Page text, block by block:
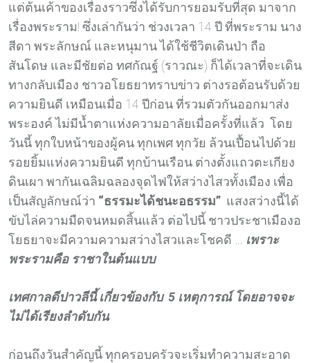
แต่ต้นเค้าของเรื่องราวซึ่งได้รับการยอมรับที่สุด มาจาก
เรื่องพระราม! ซึ่งเล่ากันว่า ช่วงเวลา 14 ปี ที่พระราม นาง
สีดา พระลักษณ์ และหนุมาน ได้ใช้ชีวิตเดินป่า ถือ
สันโดษ และมีชัยต่อ ทศกัณฐ์ (ราวณะ) ก็ได้เวลาที่จะเดิน
ทางกลับเมือง ชาวอโยธยาทราบข่าว ต่างรอต้อนรับด้วย
ความยินดี เหมือนเมื่อ 14 ปีก่อน ที่รวมตัวกันออกมาส่ง
พระองค์ ไม่มีน้ำตาแห่งความอาลัยเมื่อครั้งที่แล้ว โดย
วันนี้ ทุกใบหน้าของผู้คน ทุกเพศ ทุกวัย ล้วนเปื้อนไปด้วย
รอยยิ้มแห่งความยินดี ทุกบ้านเรือน ต่างตั้งแถวตะเกียง
ดินเผา พากันเฉลิมฉลองจุดไฟให้สว่างไสวทั้งเมือง เพื่อ
เป็นสัญลักษณ์ว่า “ธรรมะได้ชนะอธรรม” แสงสว่างนี้ได้
ขับไล่ความมืดจนหมดสิ้นแล้ว ต่อไปนี้ ชาวประชาเมืองอ
โยธยาจะมีความความสว่างไสวและโชคดี … เพราะ
พระรามคือ ราชาในต้นแบบ
เทศกาลดีปาวลีนี้ เกี่ยวข้องกับ 5 เหตุการณ์ โดยอาจจะ
ไม่ได้เรียงลำดับกัน
ก่อนถึงวันสำคัญนี้ ทุกครอบครัวจะเริ่มทำความสะอาด